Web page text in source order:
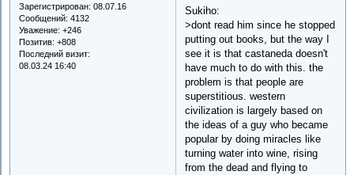
Зарегистрирован: 08.07.16
Сообщений: 4132
Уважение: +246
Позитив: +808
Последний визит:
08.03.24 16:40
Sukiho:
>dont read him since he stopped
putting out books, but the way I
see it is that castaneda doesn't
have much to do with this. the
problem is that people are
superstitious. western
civilization is largely based on
the ideas of a guy who became
popular by doing miracles like
turning water into wine, rising
from the dead and flying to